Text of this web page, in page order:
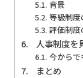
背景
等級制
評価制
人事制度を
今から
まとめ